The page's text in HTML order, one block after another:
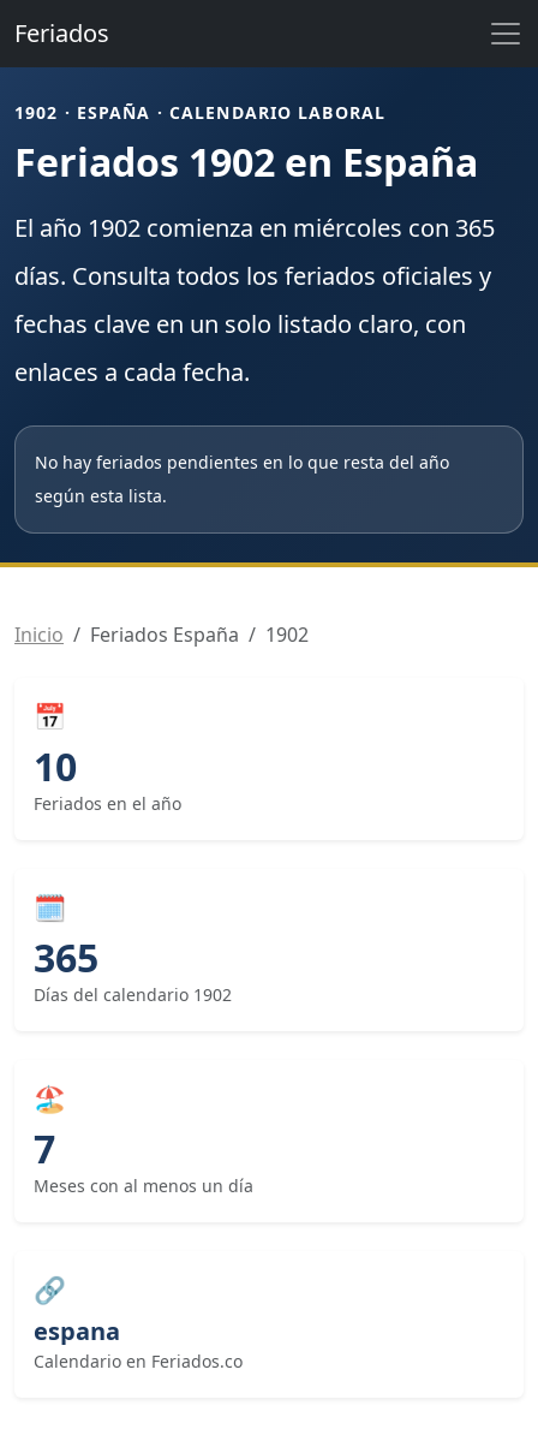
Feriados
1902 · ESPAÑA · CALENDARIO LABORAL
Feriados 1902 en España
El año 1902 comienza en miércoles con 365
días. Consulta todos los feriados oficiales y
fechas clave en un solo listado claro, con
enlaces a cada fecha.
No hay feriados pendientes en lo que resta del año
según esta lista.
Inicio Feriados España 1902
📅
10
Feriados en el año
🗓
365
Días del calendario 1902
🏖
7
Meses con al menos un día
🔗
espana
Calendario en Feriados.co